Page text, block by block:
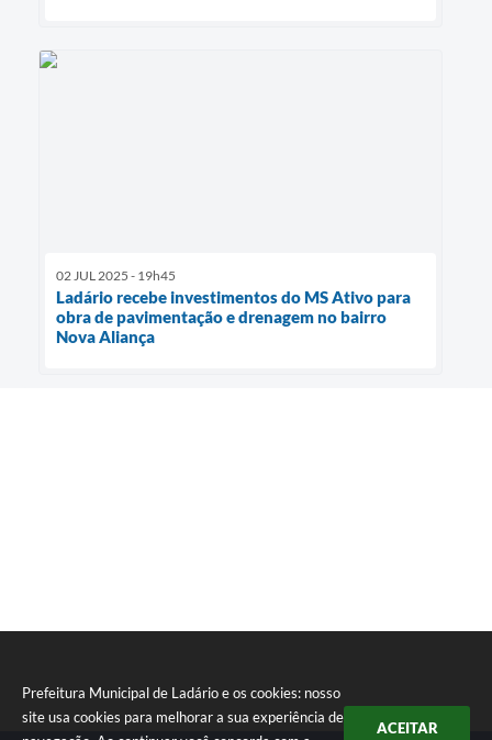
Prefeitura Municipal de Ladário e os cookies: nosso
site usa cookies para melhorar a sua experiência de
ACEITAR
02 JUL 2025 - 19h45
Ladário recebe investimentos do MS Ativo para
obra de pavimentação e drenagem no bairro
Nova Aliança